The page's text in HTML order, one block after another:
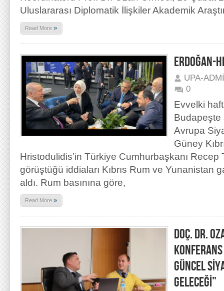
Uluslararası Diplomatik İlişkiler Akademik
Read More »
ERDOĞAN-
UPA-
0
Evvelki
Budapeşte
Avrupa
Güney
Hristodulidis’in Türkiye Cumhurbaşkanı Recep
görüştüğü iddiaları Kıbrıs Rum ve Yunanistan
aldı. Rum basınına göre,
Read More »
DOÇ. DR.
GÜNCEL
GELECEĞİ”